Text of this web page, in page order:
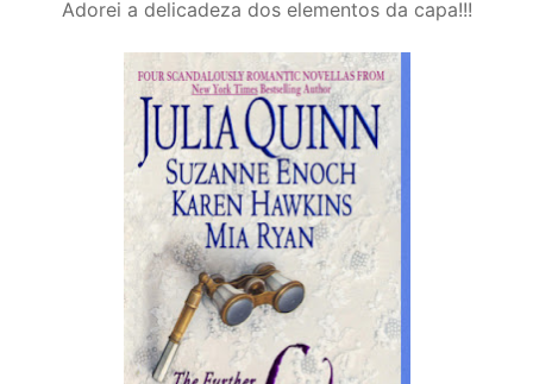
Adorei a delicadeza dos elementos da capa!!!